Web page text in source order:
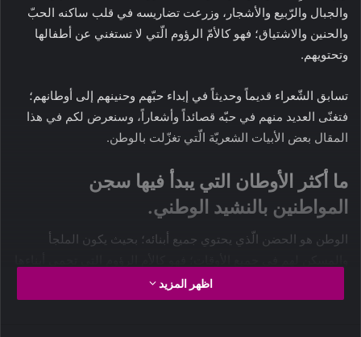
والجبال والرّبيع والأشجار، وزرعت تضاريسه في قلب ساكنه الحبّ
والحنين والاشتياق؛ فهو كالأمّ الرؤوم الّتي لا تستغني عن أطفالها
وتحتويهم.
تسابق الشّعراء قديماً وحديثاً في إبداء حبّهم وحنينهم إلى أوطانهم؛
فتغنّى العديد منهم في حبّه قصائداً وأشعاراً، وسنعرض لكم في هذا
المقال بعض الأبيات الشعريّة الّتي تغزّلت بالوطن.
ما أكثر الأوطان التي يبدأ فيها سجن
المواطنين بالنشيد الوطني.
الوطن هو الحضن الّذي يحتوي جميع أبنائه؛ بحيث يكون الملجأ
من أيّة مخاطر تلمّ بهم، ولذلك يجب المحافظة على حبّ الوطن،
وبذل الروح من أجله.
اظهر المزيد